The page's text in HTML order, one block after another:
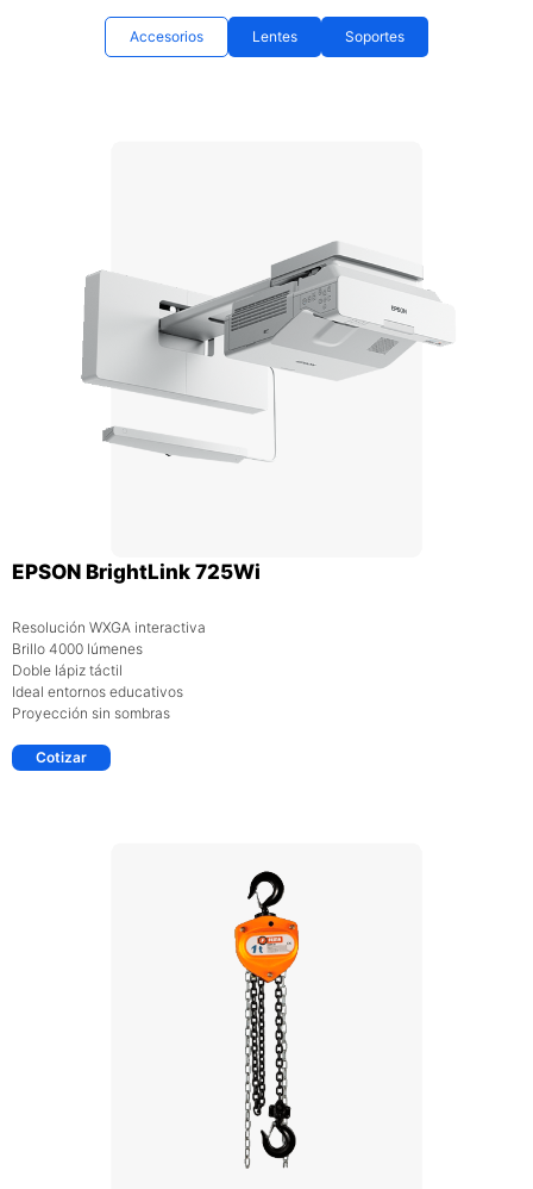
Accesorios Lentes Soportes
EPSON BrightLink 725Wi
Resolución WXGA interactiva
Brillo 4000 lúmenes
Doble lápiz táctil
Ideal entornos educativos
Proyección sin sombras
Cotizar